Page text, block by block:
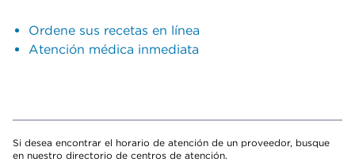
Ordene sus recetas en línea
Atención médica inmediata
Si desea encontrar el horario de atención de un proveedor, busque
en nuestro directorio de centros de atención.